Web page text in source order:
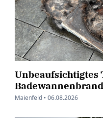
Unbeaufsichtigtes
Badewannenbrand
Maienfeld • 06.08.2026